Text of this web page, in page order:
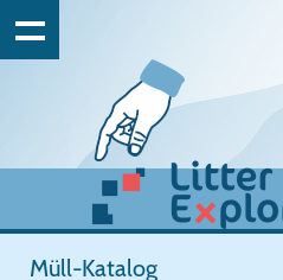
Müll-Katalog